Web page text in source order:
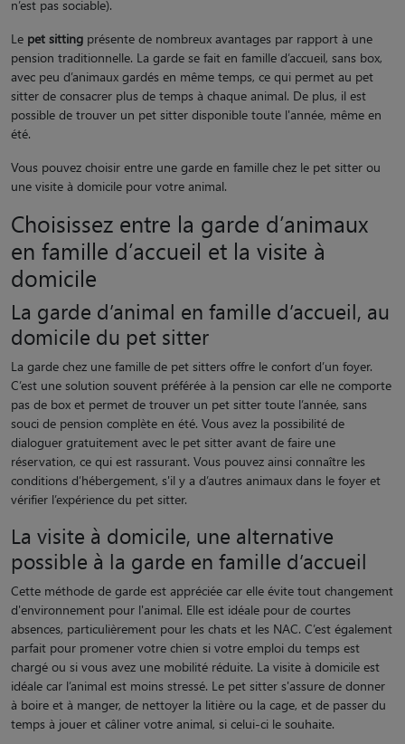
n’est pas sociable).
Le pet sitting présente de nombreux avantages par rapport à une
pension traditionnelle. La garde se fait en famille d’accueil, sans box,
avec peu d’animaux gardés en même temps, ce qui permet au pet
sitter de consacrer plus de temps à chaque animal. De plus, il est
possible de trouver un pet sitter disponible toute l'année, même en
été.
Vous pouvez choisir entre une garde en famille chez le pet sitter ou
une visite à domicile pour votre animal.
Choisissez entre la garde d’animaux
en famille d’accueil et la visite à
domicile
La garde d’animal en famille d’accueil, au
domicile du pet sitter
La garde chez une famille de pet sitters offre le confort d’un foyer.
C’est une solution souvent préférée à la pension car elle ne comporte
pas de box et permet de trouver un pet sitter toute l’année, sans
souci de pension complète en été. Vous avez la possibilité de
dialoguer gratuitement avec le pet sitter avant de faire une
réservation, ce qui est rassurant. Vous pouvez ainsi connaître les
conditions d’hébergement, s'il y a d’autres animaux dans le foyer et
vérifier l’expérience du pet sitter.
La visite à domicile, une alternative
possible à la garde en famille d’accueil
Cette méthode de garde est appréciée car elle évite tout changement
d'environnement pour l'animal. Elle est idéale pour de courtes
absences, particulièrement pour les chats et les NAC. C’est également
parfait pour promener votre chien si votre emploi du temps est
chargé ou si vous avez une mobilité réduite. La visite à domicile est
idéale car l’animal est moins stressé. Le pet sitter s'assure de donner
à boire et à manger, de nettoyer la litière ou la cage, et de passer du
temps à jouer et câliner votre animal, si celui-ci le souhaite.